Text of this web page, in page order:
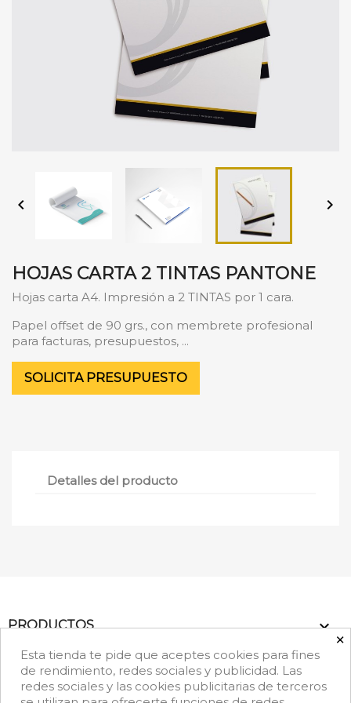
 
HOJAS CARTA 2 TINTAS PANTONE
Hojas carta A4. Impresión a 2 TINTAS por 1 cara.
Papel offset de 90 grs., con membrete profesional
para facturas, presupuestos, ...
SOLICITA PRESUPUESTO
Detalles del producto
PRODUCTOS 
NUESTRA EMPRESA
×
Esta tienda te pide que aceptes cookies para fines
de rendimiento, redes sociales y publicidad. Las
redes sociales y las cookies publicitarias de terceros